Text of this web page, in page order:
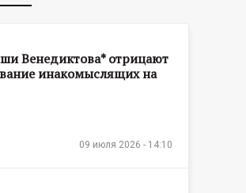
Венедиктова* отрицают
инакомыслящих на
09 июля 2026 - 14:10